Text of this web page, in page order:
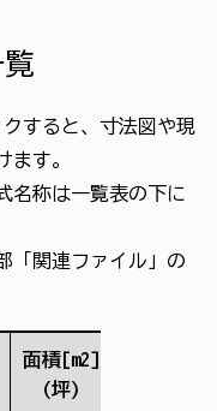
クすると、寸法図や現
ます。
名称は一覧表の下に
「関連ファイル」の
面積[m2]
(坪)